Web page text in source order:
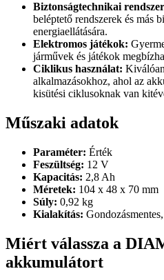
Biztonságtechnikai
beléptető rendszerek és más
energiaellátására.
Elektromos játékok:
járművek és játékok
Ciklikus használat:
alkalmazásokhoz, ahol az
kisütési ciklusoknak van
Műszaki adatok
Paraméter: Érték
Feszültség: 12 V
Kapacitás: 2,8 Ah
Méretek: 104 x 48 x 70 mm
Súly: 0,92 kg
Kialakítás:
Miért válassza a
akkumulátort